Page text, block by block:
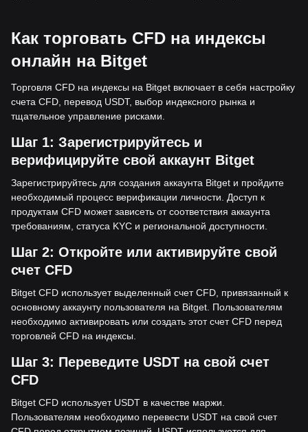
Как торговать CFD на индексы
онлайн на Bitget
Торговля CFD на индексы на Bitget включает в себя настройку
счета CFD, перевод USDT, выбор индексного рынка и
тщательное управление рисками.
Шаг 1: Зарегистрируйтесь и
верифицируйте свой аккаунт Bitget
Зарегистрируйтесь для создания аккаунта Bitget и пройдите
необходимый процесс верификации личности. Доступ к
продуктам CFD может зависеть от соответствия аккаунта
требованиям, статуса KYC и региональной доступности.
Шаг 2: Откройте или активируйте свой
счет CFD
Bitget CFD использует выделенный счет CFD, привязанный к
основному аккаунту пользователя на Bitget. Пользователям
необходимо активировать или создать этот счет CFD перед
торговлей CFD на индексы.
Шаг 3: Переведите USDT на свой счет
CFD
Bitget CFD использует USDT в качестве маржи.
Пользователям необходимо перевести USDT на свой счет